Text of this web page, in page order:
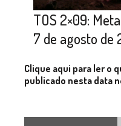
TOS 2×09:
7 de agosto de
Clique aqui para ler o
publicado nesta data